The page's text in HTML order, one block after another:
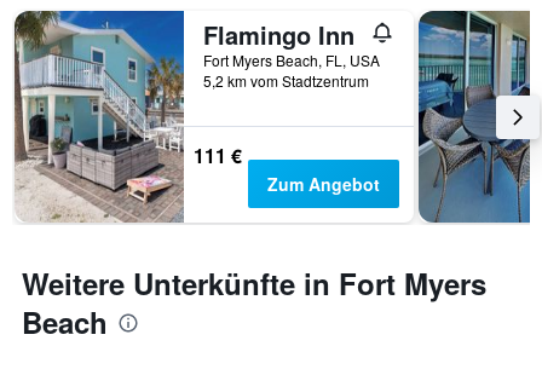
der
Tage
vor
dem
Aufenthalt
anzeigt
Das
Diagramm
hat
1
die
durchschnittlichen
Flamingo Inn
Fort Myers Beach, FL, USA
5,2 km vom Stadtzentrum
111 €
Zum Angebot
Weitere Unterkünfte in Fort Myers
Beach